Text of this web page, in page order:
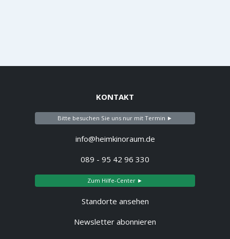
KONTAKT
Bitte besuchen Sie uns nur mit Termin ►
info@heimkinoraum.de
089 - 95 42 96 330
Zum Hilfe-Center ►
Standorte ansehen
Newsletter abonnieren